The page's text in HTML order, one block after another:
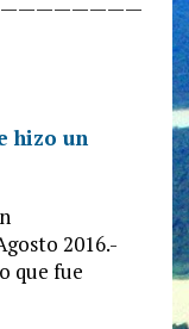
hizo un
2016.-
que fue